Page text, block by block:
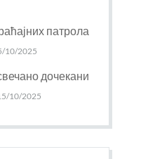
патрола
10/2025
дочекани
10/2025